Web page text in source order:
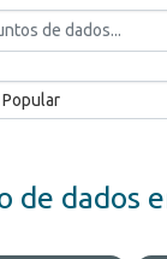
de dados